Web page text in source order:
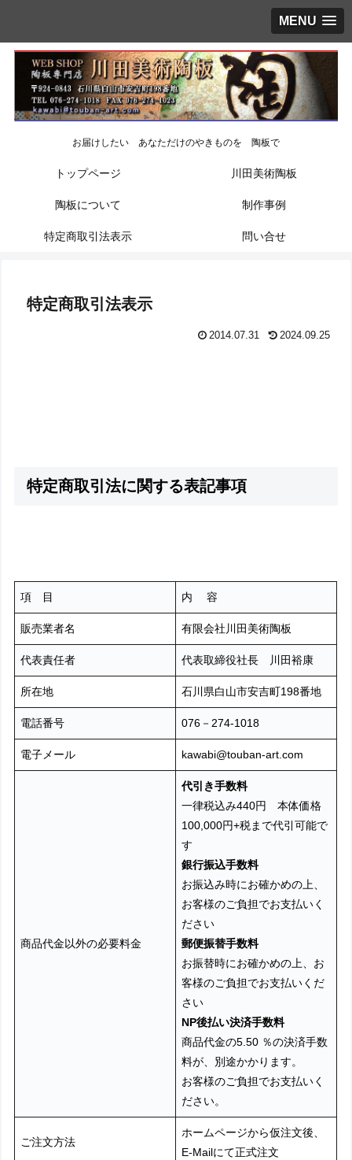
MENU
お届けしたい あなただけのやきものを 陶板で
トップページ 川田美術陶板
陶板について 制作事例
特定商取引法表示 問い合せ
特定商取引法表示
2014.07.31 2024.09.25
特定商取引法に関する表記事項
項 目 内 容
販売業者名 有限会社川田美術陶板
代表責任者 代表取締役社長 川田裕康
所在地 石川県白山市安吉町198番地
電話番号 076－274-1018
電子メール kawabi@touban-art.com
商品代金以外の必要料金
代引き手数料
一律税込み440円 本体価格
100,000円+税まで代引可能で
す
銀行振込手数料
お振込み時にお確かめの上、
お客様のご負担でお支払いく
ださい
郵便振替手数料
お振替時にお確かめの上、お
客様のご負担でお支払いくだ
さい
NP後払い決済手数料
商品代金の5.50 ％の決済手数
料が、別途かかります。
お客様のご負担でお支払いく
ださい。
ご注文方法
ホームページから仮注文後、
E-Mailにて正式注文